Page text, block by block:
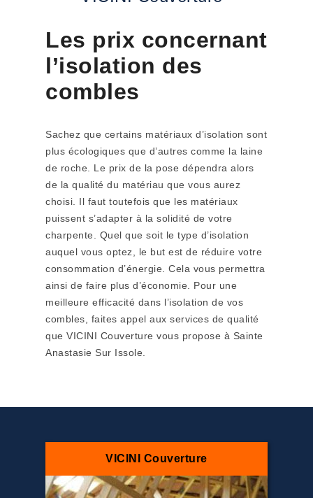
Les prix concernant
l’isolation des
combles
Sachez que certains matériaux d’isolation sont
plus écologiques que d’autres comme la laine
de roche. Le prix de la pose dépendra alors
de la qualité du matériau que vous aurez
choisi. Il faut toutefois que les matériaux
puissent s’adapter à la solidité de votre
charpente. Quel que soit le type d’isolation
auquel vous optez, le but est de réduire votre
consommation d’énergie. Cela vous permettra
ainsi de faire plus d’économie. Pour une
meilleure efficacité dans l’isolation de vos
combles, faites appel aux services de qualité
que VICINI Couverture vous propose à Sainte
Anastasie Sur Issole.
VICINI Couverture